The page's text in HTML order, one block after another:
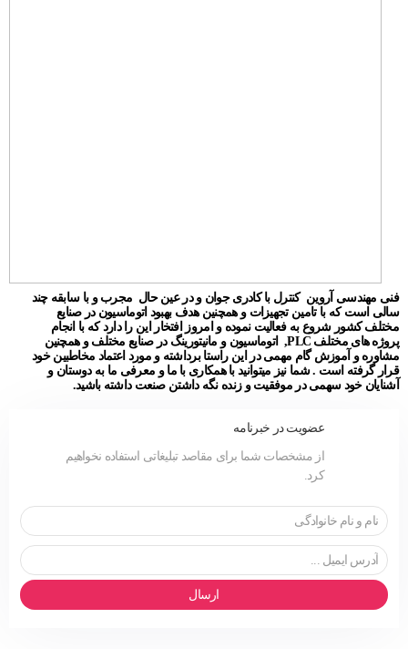
فنی مهندسی آروین کنترل با کادری جوان و در عین حال مجرب و با سابقه چند
سالی است که با تامین تجهیزات و همچنین هدف بهبود اتوماسیون در صنایع
مختلف کشور شروع به فعالیت نموده و امروز افتخار این را دارد که با انجام
پروژه های مختلف PLC, اتوماسیون و مانیتورینگ در صنایع مختلف و همچنین
مشاوره و آموزش گام مهمی در این راستا برداشته و مورد اعتماد مخاطبین خود
قرار گرفته است . شما نیز میتوانید با همکاری با ما و معرفی ما به دوستان و
آشنایان خود سهمی در موفقیت و زنده نگه داشتن صنعت داشته باشید.
عضویت در خبرنامه
از مشخصات شما برای مقاصد تبلیغاتی استفاده نخواهیم
کرد.
ارسال